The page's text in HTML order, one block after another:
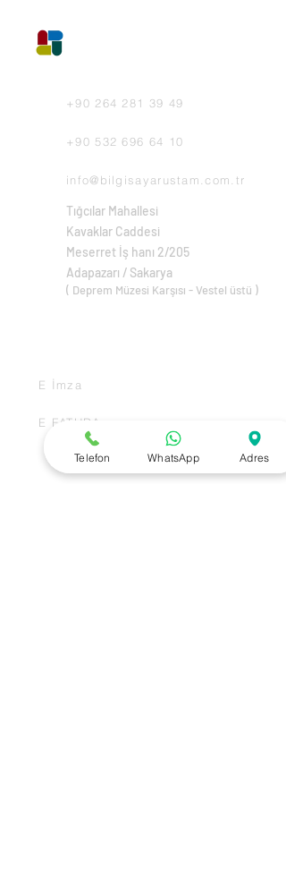
+90 264 281 39 49
+90 532 696 64 10
info@bilgisayarustam.com.tr
Tığcılar Mahallesi
Kavaklar Caddesi
Meserret İş hanı 2/205
Adapazarı / Sakarya
( Deprem Müzesi Karşısı - Vestel üstü )
E İmza
E FATURA
DESTEK
Telefon WhatsApp Adres